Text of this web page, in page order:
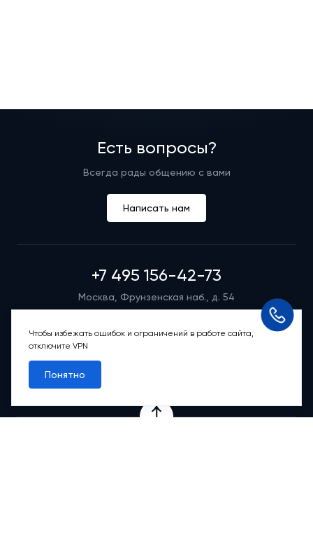
Есть вопросы?
Всегда рады общению с вами
Написать нам
+7 495 156-42-73
Москва, Фрунзенская наб., д. 54
Пн-вс: 9:00 – 21:00
Чтобы избежать ошибок и ограничений в работе сайта,
отключите VPN
Понятно